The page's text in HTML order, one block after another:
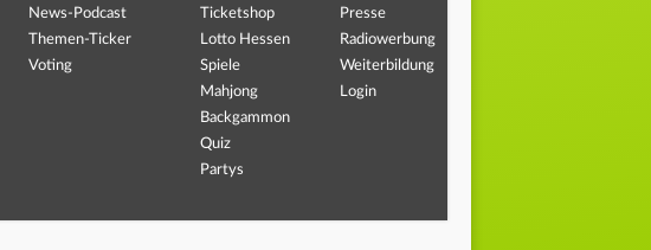
News-Podcast
Themen-Ticker
Voting
Ticketshop
Lotto Hessen
Spiele
Mahjong
Backgammon
Quiz
Partys
Presse
Radiowerbung
Weiterbildung
Login